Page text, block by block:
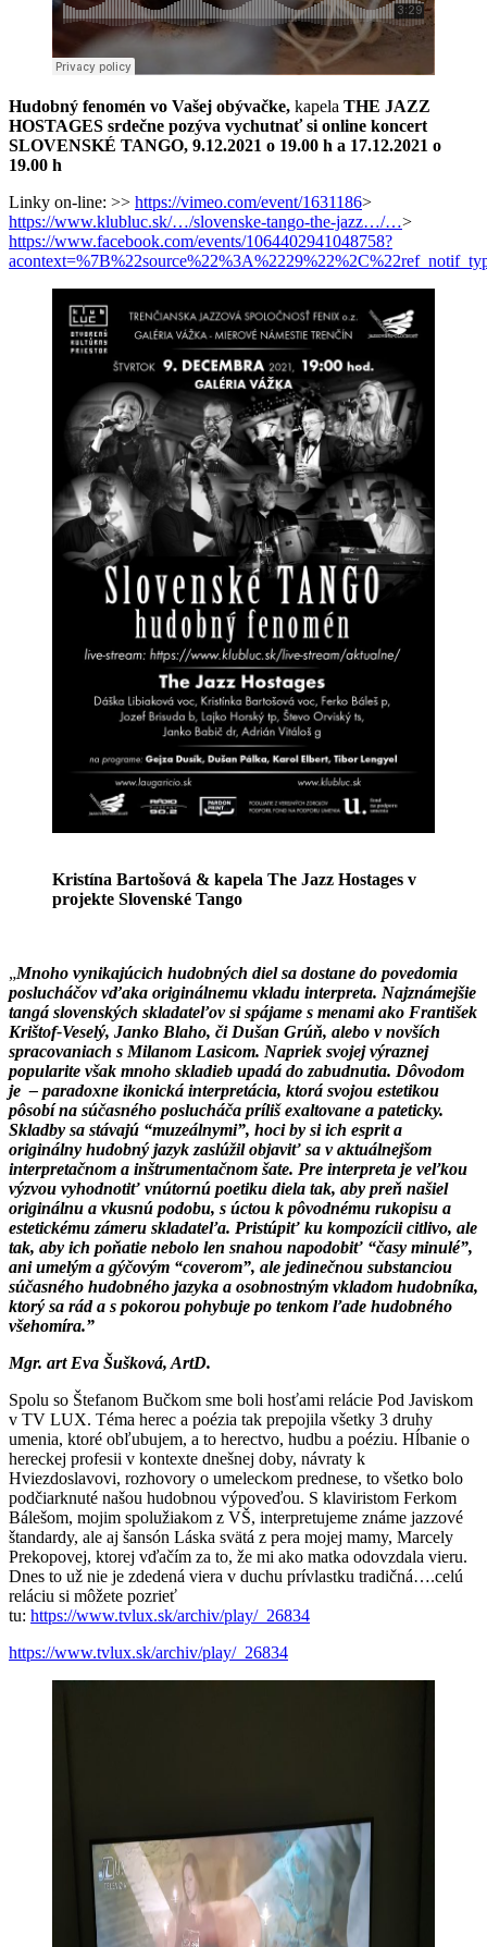
Hudobný fenomén vo Vašej obývačke, kapela THE JAZZ
HOSTAGES srdečne pozýva vychutnať si online koncert
SLOVENSKÉ TANGO, 9.12.2021 o 19.00 h a 17.12.2021 o
19.00 h
Linky on-line: >> https://vimeo.com/event/1631186>
https://www.klubluc.sk/…/slovenske-tango-the-jazz…/…>
https://www.facebook.com/events/1064402941048758?
Kristína Bartošová & kapela The Jazz Hostages v
projekte Slovenské Tango
„Mnoho vynikajúcich hudobných diel sa dostane do povedomia
poslucháčov vďaka originálnemu vkladu interpreta. Najznámejšie
tangá slovenských skladateľov si spájame s menami ako František
Krištof-Veselý, Janko Blaho, či Dušan Grúň, alebo v novších
spracovaniach s Milanom Lasicom. Napriek svojej výraznej
popularite však mnoho skladieb upadá do zabudnutia. Dôvodom
je – paradoxne ikonická interpretácia, ktorá svojou estetikou
pôsobí na súčasného poslucháča príliš exaltovane a pateticky.
Skladby sa stávajú “muzeálnymi”, hoci by si ich esprit a
originálny hudobný jazyk zaslúžil objaviť sa v aktuálnejšom
interpretačnom a inštrumentačnom šate. Pre interpreta je veľkou
výzvou vyhodnotiť vnútornú poetiku diela tak, aby preň našiel
originálnu a vkusnú podobu, s úctou k pôvodnému rukopisu a
estetickému zámeru skladateľa. Pristúpiť ku kompozícii citlivo, ale
tak, aby ich poňatie nebolo len snahou napodobiť “časy minulé”,
ani umelým a gýčovým “coverom”, ale jedinečnou substanciou
súčasného hudobného jazyka a osobnostným vkladom hudobníka,
ktorý sa rád a s pokorou pohybuje po tenkom ľade hudobného
všehomíra.”
Mgr. art Eva Šušková, ArtD.
Spolu so Štefanom Bučkom sme boli hosťami relácie Pod Javiskom
v TV LUX. Téma herec a poézia tak prepojila všetky 3 druhy
umenia, ktoré obľubujem, a to herectvo, hudbu a poéziu. Hĺbanie o
hereckej profesii v kontexte dnešnej doby, návraty k
Hviezdoslavovi, rozhovory o umeleckom prednese, to všetko bolo
podčiarknuté našou hudobnou výpoveďou. S klaviristom Ferkom
Bálešom, mojim spolužiakom z VŠ, interpretujeme známe jazzové
štandardy, ale aj šansón Láska svätá z pera mojej mamy, Marcely
Prekopovej, ktorej vďačím za to, že mi ako matka odovzdala vieru.
Dnes to už nie je zdedená viera v duchu prívlastku tradičná….celú
reláciu si môžete pozrieť
tu: https://www.tvlux.sk/archiv/play/_26834
https://www.tvlux.sk/archiv/play/_26834